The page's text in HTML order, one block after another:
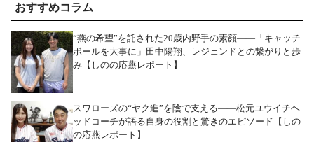
おすすめコラム
“燕の希望”を託された20歳内野手の素顔――「キャッチ
ボールを大事に」田中陽翔、レジェンドとの繋がりと歩
み【しのの応燕レポート】
スワローズの“ヤク進”を陰で支える――松元ユウイチヘ
ッドコーチが語る自身の役割と驚きのエピソード【しの
の応燕レポート】